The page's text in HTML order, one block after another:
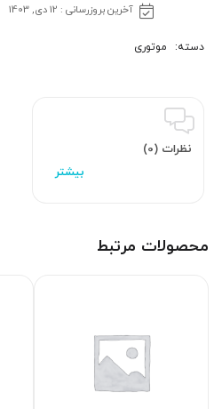
آخرین بروزرسانی : 12 دی, 1403
دسته: موتوری
نظرات (0)
محصولات مرتبط